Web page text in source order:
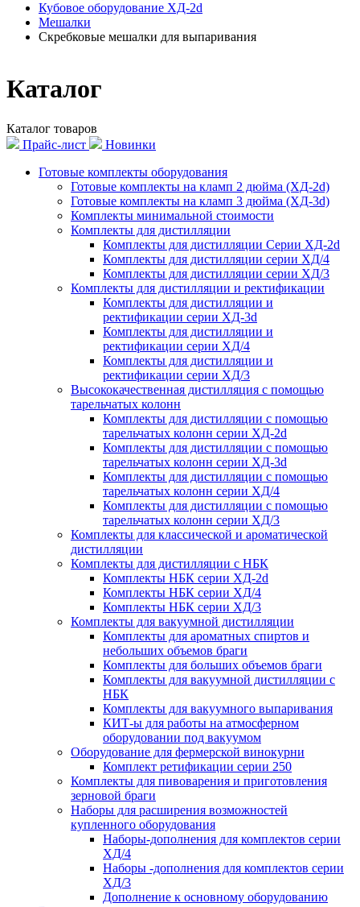
Кубовое оборудование ХД-2d
Мешалки
Скребковые мешалки для выпаривания
Каталог
Каталог товаров
Прайс-лист
Новинки
Готовые комплекты оборудования
Готовые комплекты на кламп 2 дюйма (ХД-2d)
Готовые комплекты на кламп 3 дюйма (ХД-3d)
Комплекты минимальной стоимости
Комплекты для дистилляции
Комплекты для дистилляции Серии ХД-2d
Комплекты для дистилляции серии ХД/4
Комплекты для дистилляции серии ХД/3
Комплекты для дистилляции и ректификации
Комплекты для дистилляции и
ректификации серии ХД-3d
Комплекты для дистилляции и
ректификации серии ХД/4
Комплекты для дистилляции и
ректификации серии ХД/3
Высококачественная дистилляция с помощью
тарельчатых колонн
Комплекты для дистилляции с помощью
тарельчатых колонн серии ХД-2d
Комплекты для дистилляции с помощью
тарельчатых колонн серии ХД-3d
Комплекты для дистилляции с помощью
тарельчатых колонн серии ХД/4
Комплекты для дистилляции с помощью
тарельчатых колонн серии ХД/3
Комплекты для классической и ароматической
дистилляции
Комплекты для дистилляции с НБК
Комплекты НБК серии ХД-2d
Комплекты НБК серии ХД/4
Комплекты НБК серии ХД/3
Комплекты для вакуумной дистилляции
Комплекты для ароматных спиртов и
небольших объемов браги
Комплекты для больших объемов браги
Комплекты для вакуумной дистилляции с
НБК
Комплекты для вакуумного выпаривания
КИТ-ы для работы на атмосферном
оборудовании под вакуумом
Оборудование для фермерской винокурни
Комплект ретификации серии 250
Комплекты для пивоварения и приготовления
зерновой браги
Наборы для расширения возможностей
купленного оборудования
Наборы-дополнения для комплектов серии
ХД/4
Наборы -дополнения для комплектов серии
ХД/3
Дополнение к основному оборудованию